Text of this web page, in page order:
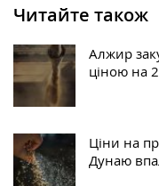
Читайте також
Алжир
ціною на
Ціни на
Дунаю